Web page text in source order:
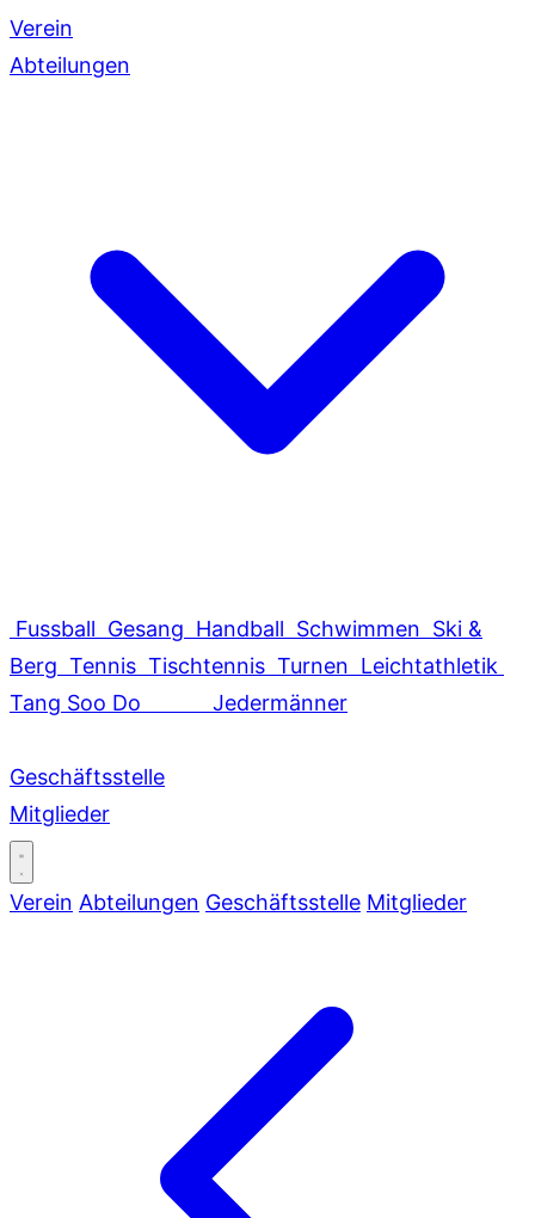
Verein
Abteilungen
Fussball Gesang Handball Schwimmen Ski &
Berg Tennis Tischtennis Turnen Leichtathletik
Tang Soo Do
Jedermänner
Geschäftsstelle
Mitglieder
Verein Abteilungen Geschäftsstelle Mitglieder